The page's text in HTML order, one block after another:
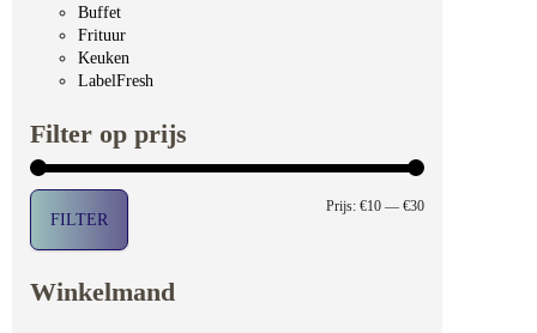
Buffet
Frituur
Keuken
LabelFresh
Filter op prijs
Min. prijs
Max. prijs
FILTER
Prijs: €10 — €30
Winkelmand